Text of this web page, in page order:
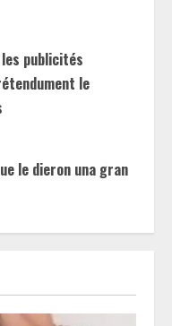
les publicités
le
le dieron una gran